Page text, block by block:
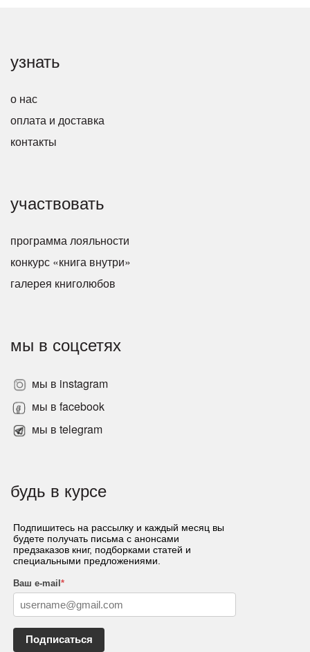
узнать
о нас
оплата и доставка
контакты
участвовать
программа лояльности
конкурс «книга внутри»
галерея книголюбов
мы в соцсетях
мы в instagram
мы в facebook
мы в telegram
будь в курсе
Подпишитесь на рассылку и каждый месяц вы
будете получать письма с анонсами
предзаказов книг, подборками статей и
специальными предложениями.
Ваш e-mail *
Подписаться